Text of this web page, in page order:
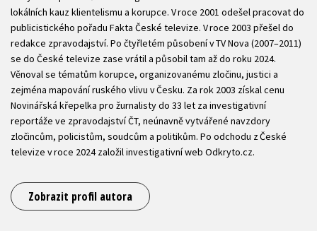
lokálních kauz klientelismu a korupce. V roce 2001 odešel pracovat do
publicistického pořadu Fakta České televize. V roce 2003 přešel do
redakce zpravodajství. Po čtyřletém působení v TV Nova (2007–2011)
se do České televize zase vrátil a působil tam až do roku 2024.
Věnoval se tématům korupce, organizovanému zločinu, justici a
zejména mapování ruského vlivu v Česku. Za rok 2003 získal cenu
Novinářská křepelka pro žurnalisty do 33 let za investigativní
reportáže ve zpravodajství ČT, neúnavně vytvářené navzdory
zločincům, policistům, soudcům a politikům. Po odchodu z České
televize v roce 2024 založil investigativní web Odkryto.cz.
Zobrazit profil autora